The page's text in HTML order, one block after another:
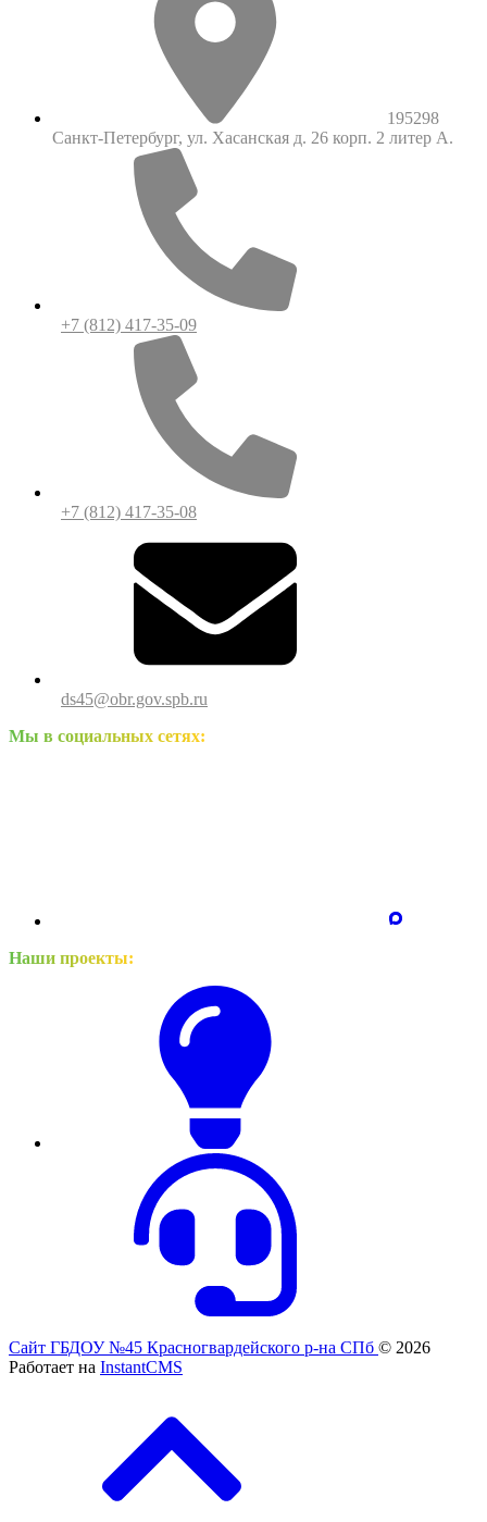
195298
Санкт-Петербург, ул. Хасанская д. 26 корп. 2 литер А.
+7 (812) 417-35-09
+7 (812) 417-35-08
ds45@obr.gov.spb.ru
Мы в социальных сетях:
Наши проекты:
Сайт ГБДОУ №45 Красногвардейского р-на СПб © 2026
Работает на InstantCMS